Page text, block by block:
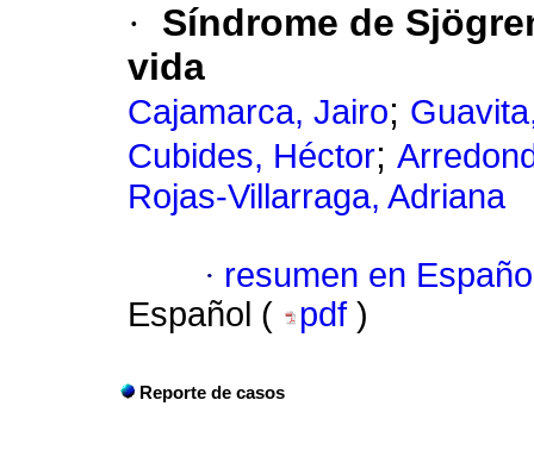
·
Síndrome de
vida
Cajamarca, Jairo;
Cubides, Héctor;
Rojas-Villarraga, Adriana
· resumen en
Español (
pdf )
Reporte de casos